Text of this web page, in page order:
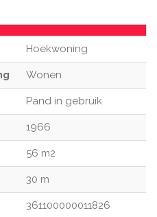
Hoekwoning
Wonen
Pand in gebruik
1966
56 m2
30 m
361100000011826